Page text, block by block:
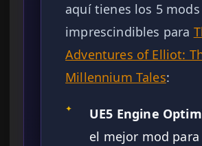
aquí tienes los 5 mods
imprescindibles para
Adventures of Elliot:
Millennium Tales:
✦
UE5 Engine
el mejor mod para